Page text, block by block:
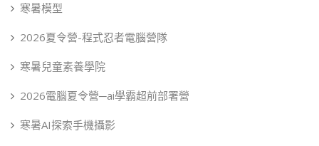
寒暑模型
2026夏令營-程式忍者電腦營隊
寒暑兒童素養學院
2026電腦夏令營─ai學霸超前部署營
寒暑AI探索手機攝影